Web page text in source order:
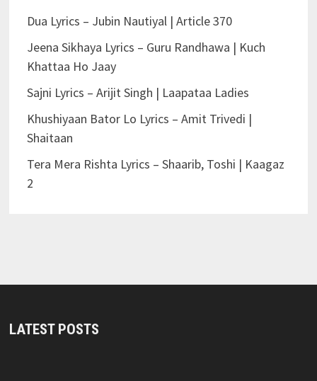
Dua Lyrics – Jubin Nautiyal | Article 370
Jeena Sikhaya Lyrics – Guru Randhawa | Kuch
Khattaa Ho Jaay
Sajni Lyrics – Arijit Singh | Laapataa Ladies
Khushiyaan Bator Lo Lyrics – Amit Trivedi |
Shaitaan
Tera Mera Rishta Lyrics – Shaarib, Toshi | Kaagaz
2
LATEST POSTS